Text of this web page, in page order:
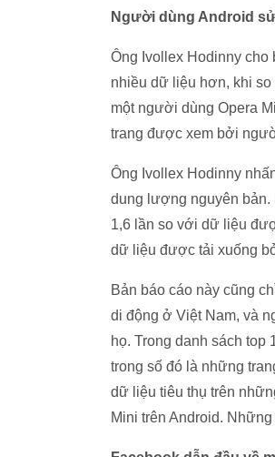
Người dùng Android
Ông Ivollex Hodinny
nhiều dữ liệu hơn, khi
một người dùng Opera
trang được xem bởi
Ông Ivollex Hodinny
dung lượng nguyên
1,6 lần so với dữ liệu
dữ liệu được tải xuống
Bản báo cáo này cũng
di động ở Việt Nam, và
họ. Trong danh sách
trong số đó là những
dữ liệu tiêu thụ trên
Mini trên Android.